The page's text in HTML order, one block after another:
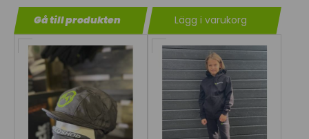
Gå till produkten Lägg i varukorg